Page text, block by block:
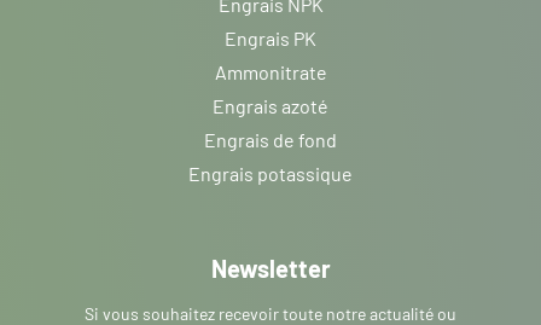
Engrais PK
Ammonitrate
Engrais azoté
Engrais de fond
Engrais potassique
Newsletter
Si vous souhaitez recevoir toute notre actualité ou